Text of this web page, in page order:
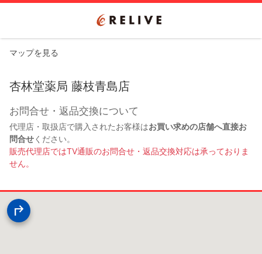
マップを見る
杏林堂薬局 藤枝青島店
お問合せ・返品交換について
代理店・取扱店で購入されたお客様はお買い求めの店舗へ直接お
問合せください。
販売代理店ではTV通販のお問合せ・返品交換対応は承っておりま
せん。